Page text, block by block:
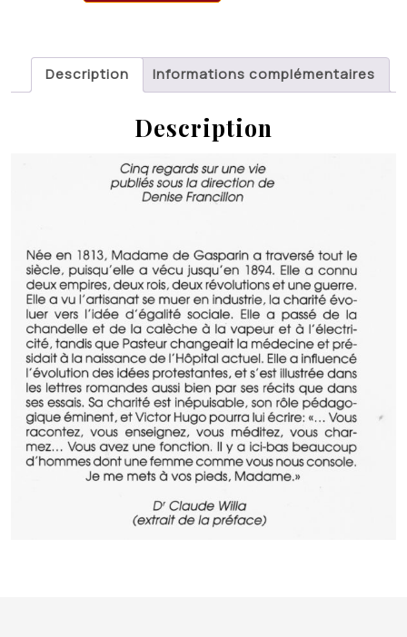
Description Informations complémentaires
Description